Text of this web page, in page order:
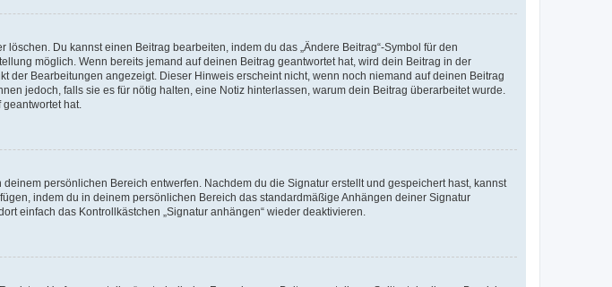
Du kannst einen Beitrag bearbeiten, indem du das „Ändere Beitrag“-Symbol für den
möglich. Wenn bereits jemand auf deinen Beitrag geantwortet hat, wird dein Beitrag in der
Bearbeitungen angezeigt. Dieser Hinweis erscheint nicht, wenn noch niemand auf deinen Beitrag
jedoch, falls sie es für nötig halten, eine Notiz hinterlassen, warum dein Beitrag überarbeitet wurde.
hat.
persönlichen Bereich entwerfen. Nachdem du die Signatur erstellt und gespeichert hast, kannst
indem du in deinem persönlichen Bereich das standardmäßige Anhängen deiner Signatur
einfach das Kontrollkästchen „Signatur anhängen“ wieder deaktivieren.